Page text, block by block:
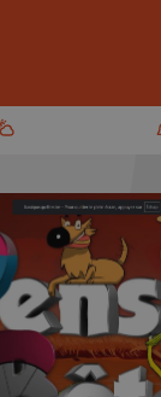
Météo